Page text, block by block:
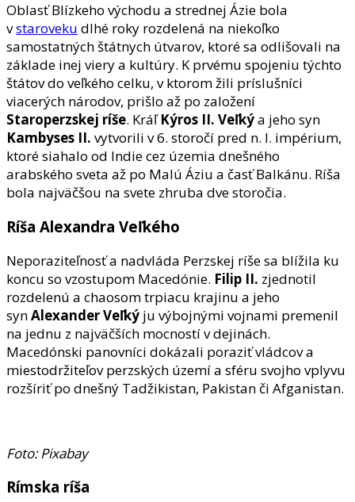
Oblasť Blízkeho východu a strednej Ázie bola
vstaroveku dlhé roky rozdelená na niekoľko
samostatných štátnych útvarov, ktoré sa odlišovali na
základe inej viery a kultúry. K prvému spojeniu týchto
štátov do veľkého celku, v ktorom žili príslušníci
viacerých národov, prišlo až po založení
Staroperzskej ríše. KráľKýros II. Veľkýa jeho syn
Kambyses II. vytvorili v 6. storočí pred n. l. impérium,
ktoré siahalo od Indie cez územia dnešného
arabského sveta až po Malú Áziu a časť Balkánu. Ríša
bola najväčšou na svete zhruba dve storočia.
Ríša Alexandra Veľkého
Neporaziteľnosť a nadvláda Perzskej ríše sa blížila ku
koncu so vzostupom Macedónie. Filip II. zjednotil
rozdelenú a chaosom trpiacu krajinu a jeho
synAlexander Veľký ju výbojnými vojnami premenil
na jednu z najväčších mocností v dejinách.
Macedónski panovníci dokázali poraziť vládcov a
miestodržiteľov perzských území a sféru svojho vplyvu
rozšíriť po dnešný Tadžikistan, Pakistan či Afganistan.
Foto: Pixabay
Rímska ríša